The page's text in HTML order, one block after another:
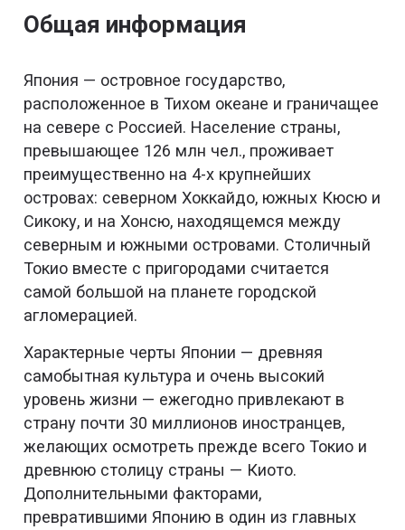
Общая информация
Япония — островное государство,
расположенное в Тихом океане и граничащее
на севере с Россией. Население страны,
превышающее 126 млн чел., проживает
преимущественно на 4-х крупнейших
островах: северном Хоккайдо, южных Кюсю и
Сикоку, и на Хонсю, находящемся между
северным и южными островами. Столичный
Токио вместе с пригородами считается
самой большой на планете городской
агломерацией.
Характерные черты Японии — древняя
самобытная культура и очень высокий
уровень жизни — ежегодно привлекают в
страну почти 30 миллионов иностранцев,
желающих осмотреть прежде всего Токио и
древнюю столицу страны — Киото.
Дополнительными факторами,
превратившими Японию в один из главных